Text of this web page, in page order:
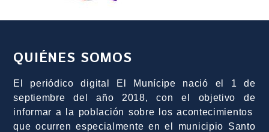
QUIÉNES SOMOS
El periódico digital El Munícipe nació el 1 de
septiembre del año 2018, con el objetivo de
informar a la población sobre los acontecimientos
que ocurren especialmente en el municipio Santo